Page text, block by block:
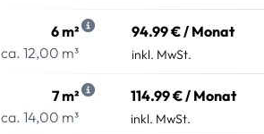
6 m²
ca. 12,00 m³
94.99 € / Monat
inkl. MwSt.
7 m²
ca. 14,00 m³
114.99 € / Monat
inkl. MwSt.